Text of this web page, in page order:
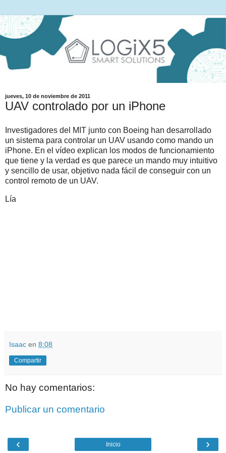
jueves, 10 de noviembre de 2011
UAV controlado por un iPhone
Investigadores del MIT junto con Boeing han desarrollado
un sistema para controlar un UAV usando como mando un
iPhone. En el vídeo explican los modos de funcionamiento
que tiene y la verdad es que parece un mando muy intuitivo
y sencillo de usar, objetivo nada fácil de conseguir con un
control remoto de un UAV.
Lía
Isaac en 8:08
Compartir
No hay comentarios:
Publicar un comentario
‹ ›
Inicio